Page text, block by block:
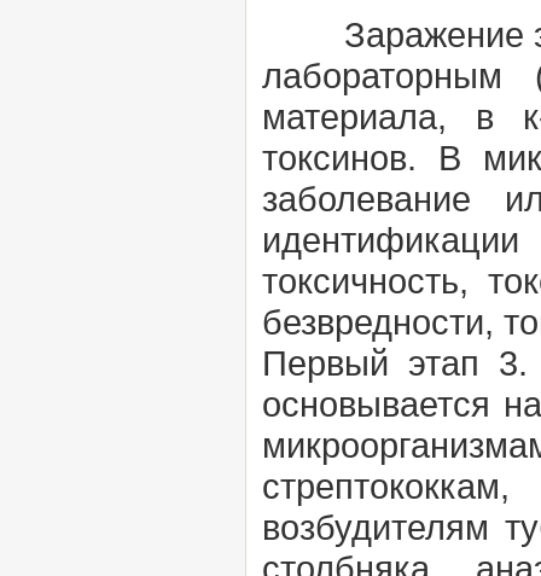
Заражение
лабораторным
материала, в
токсинов. В
заболевание
токсичность,
безвредности,
Первый этап 3.
основывается
возбудителям